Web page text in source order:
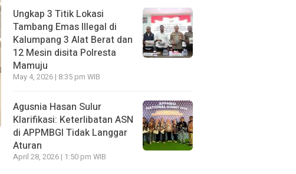
Ungkap 3 Titik Lokasi
Tambang Emas Illegal di
Kalumpang 3 Alat Berat dan
12 Mesin disita Polresta
Mamuju
May 4, 2026 | 8:35 pm WIB
Agusnia Hasan Sulur
Klarifikasi: Keterlibatan ASN
di APPMBGI Tidak Langgar
Aturan
April 28, 2026 | 1:50 pm WIB